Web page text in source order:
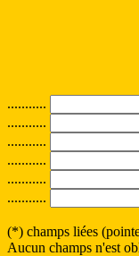
...........
...........
...........
...........
...........
...........
(*) champs liées
Aucun champs n'est